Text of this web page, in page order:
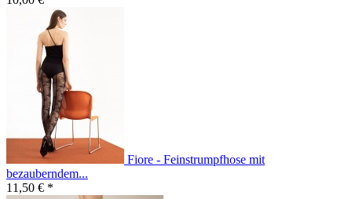
Fiore - Feinstrumpfhose mit
bezauberndem...
11,50 € *